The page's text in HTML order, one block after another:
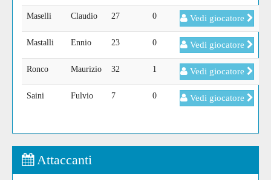
Maselli Claudio 27 0 Vedi giocatore
Mastalli Ennio 23 0 Vedi giocatore
Ronco Maurizio 32 1 Vedi giocatore
Saini Fulvio 7 0 Vedi giocatore
Attaccanti